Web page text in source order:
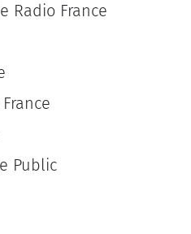
Radio France
Public